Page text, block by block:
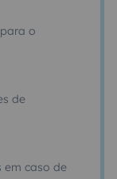
o
de
em caso de